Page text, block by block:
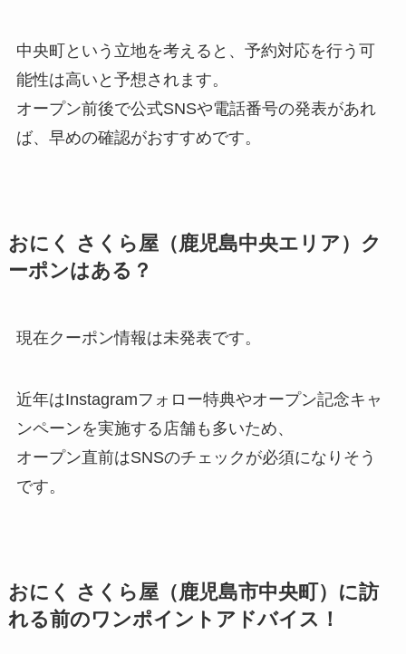
中央町という立地を考えると、予約対応を行う可
能性は高いと予想されます。
オープン前後で公式SNSや電話番号の発表があれ
ば、早めの確認がおすすめです。
おにく さくら屋（鹿児島中央エリア）ク
ーポンはある？
現在クーポン情報は未発表です。
近年はInstagramフォロー特典やオープン記念キャ
ンペーンを実施する店舗も多いため、
オープン直前はSNSのチェックが必須になりそう
です。
おにく さくら屋（鹿児島市中央町）に訪
れる前のワンポイントアドバイス！